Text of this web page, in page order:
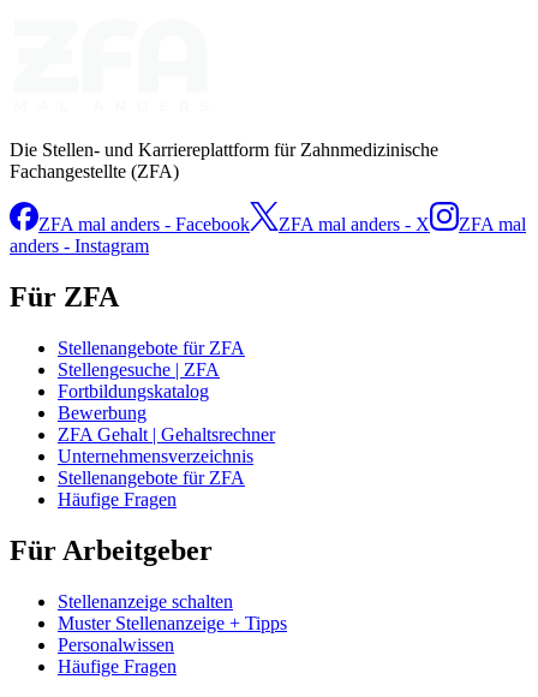
Die Stellen- und Karriereplattform für Zahnmedizinische
Fachangestellte (ZFA)
ZFA mal anders - Facebook ZFA mal anders - X
ZFA mal
anders - Instagram
Für ZFA
Stellenangebote für ZFA
Stellengesuche | ZFA
Fortbildungskatalog
Bewerbung
ZFA Gehalt | Gehaltsrechner
Unternehmensverzeichnis
Stellenangebote für ZFA
Häufige Fragen
Für Arbeitgeber
Stellenanzeige schalten
Muster Stellenanzeige + Tipps
Personalwissen
Häufige Fragen